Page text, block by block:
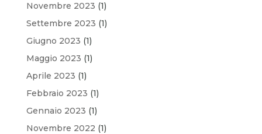
Novembre 2023 (1)
Settembre 2023 (1)
Giugno 2023 (1)
Maggio 2023 (1)
Aprile 2023 (1)
Febbraio 2023 (1)
Gennaio 2023 (1)
Novembre 2022 (1)